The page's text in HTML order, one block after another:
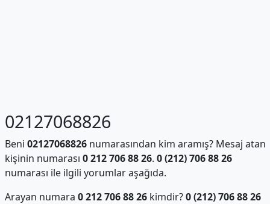
02127068826
Beni 02127068826numarasından kim aramış? Mesaj atan
kişinin numarası 0 212 706 88 26. 0 (212) 706 88 26
numarası ile ilgili yorumlar aşağıda.
Arayan numara 0 212 706 88 26kimdir?0 (212) 706 88 26